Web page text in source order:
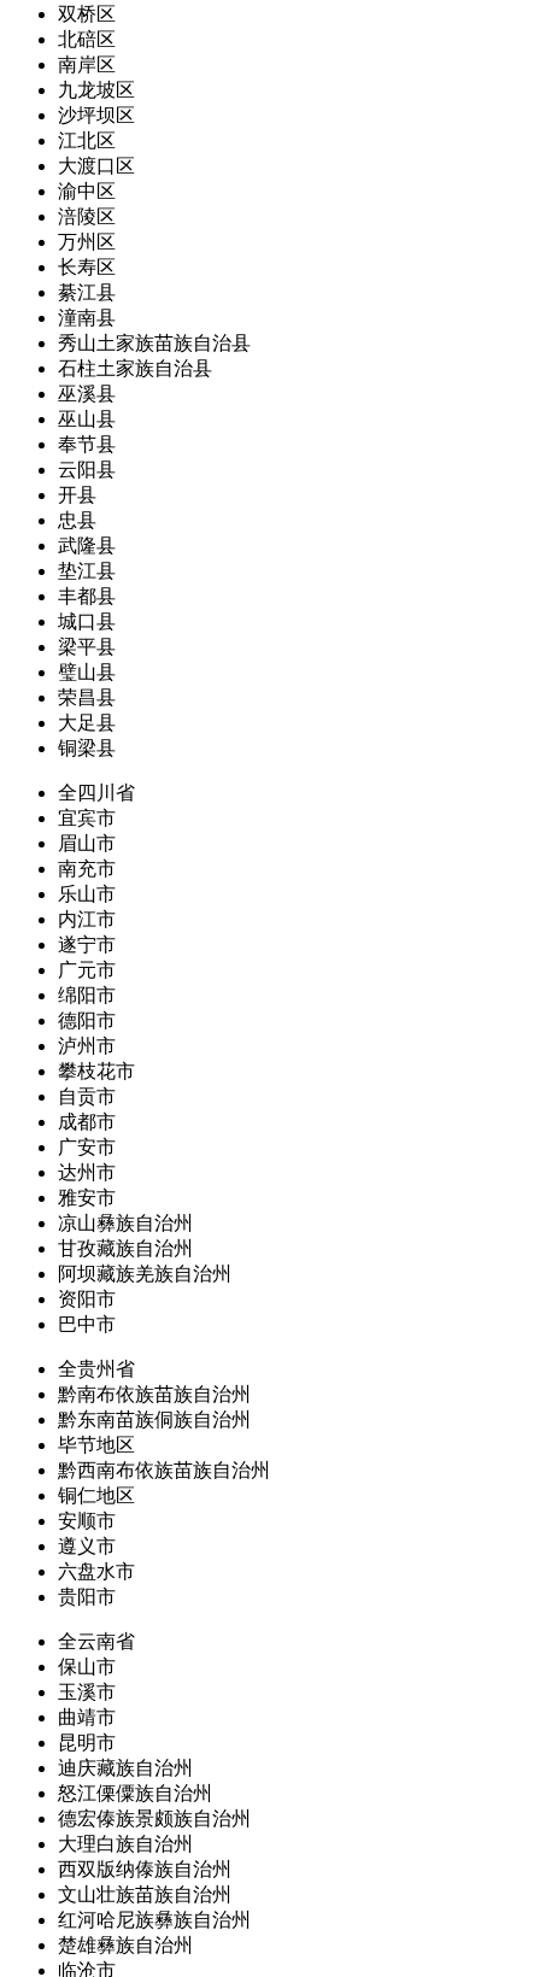
双桥区
北碚区
南岸区
九龙坡区
沙坪坝区
江北区
大渡口区
渝中区
涪陵区
万州区
长寿区
綦江县
潼南县
秀山土家族苗族自治县
石柱土家族自治县
巫溪县
巫山县
奉节县
云阳县
开县
忠县
武隆县
垫江县
丰都县
城口县
梁平县
璧山县
荣昌县
大足县
铜梁县
全四川省
宜宾市
眉山市
南充市
乐山市
内江市
遂宁市
广元市
绵阳市
德阳市
泸州市
攀枝花市
自贡市
成都市
广安市
达州市
雅安市
凉山彝族自治州
甘孜藏族自治州
阿坝藏族羌族自治州
资阳市
巴中市
全贵州省
黔南布依族苗族自治州
黔东南苗族侗族自治州
毕节地区
黔西南布依族苗族自治州
铜仁地区
安顺市
遵义市
六盘水市
贵阳市
全云南省
保山市
玉溪市
曲靖市
昆明市
迪庆藏族自治州
怒江傈僳族自治州
德宏傣族景颇族自治州
大理白族自治州
西双版纳傣族自治州
文山壮族苗族自治州
红河哈尼族彝族自治州
楚雄彝族自治州
临沧市